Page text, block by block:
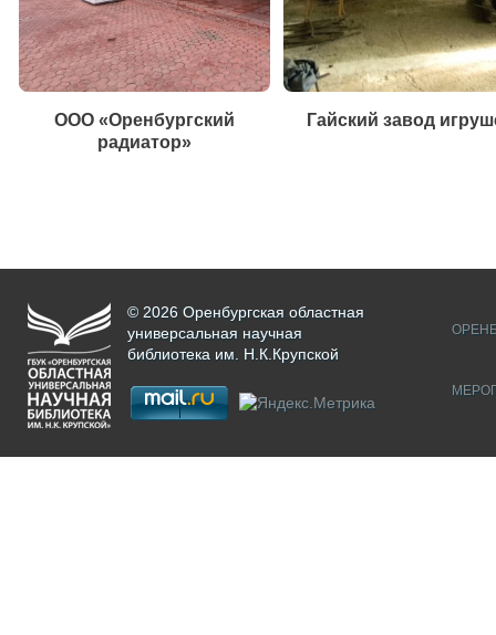
ООО «Оренбургский
радиатор»
Гайский завод
© 2026 Оренбургская областная
универсальная научная
библиотека им. Н.К.Крупской